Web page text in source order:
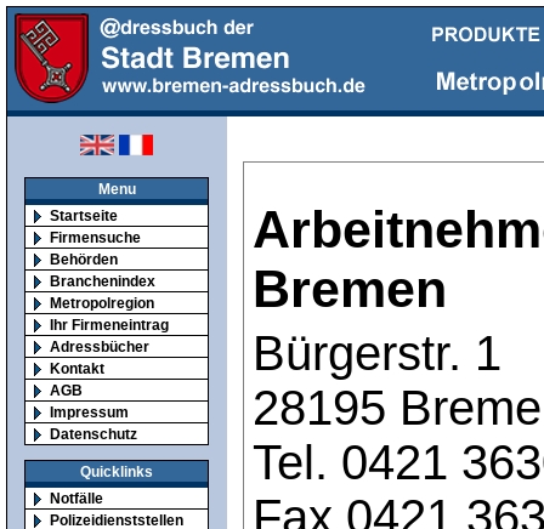
Menu
Startseite
Firmensuche
Behörden
Branchenindex
Metropolregion
Ihr Firmeneintrag
Adressbücher
Kontakt
AGB
Impressum
Datenschutz
Quicklinks
Notfälle
Polizeidienststellen
Bremen
Bürgerstr. 1
28195
Tel. 0421
Fax 0421